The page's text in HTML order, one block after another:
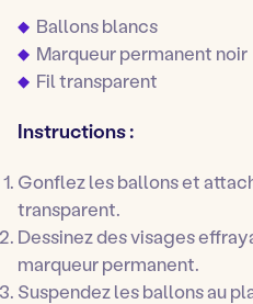
Ballons blancs
Marqueur permanent noir
Fil transparent
Instructions :
Gonflez les ballons et
transparent.
Dessinez des visages
marqueur permanent.
Suspendez les ballons au